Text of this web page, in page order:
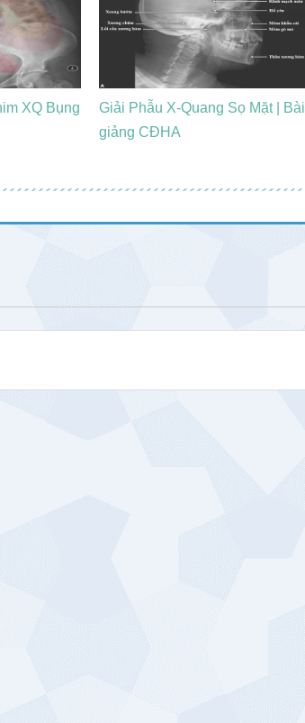
XQ Bụng
Giải Phẫu X-Quang Sọ Mặt | Bài
giảng CĐHA